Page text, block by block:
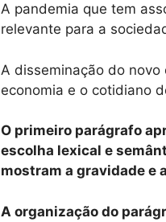
A pandemia que tem
relevante para a
A disseminação do
economia e o cotidiano
O primeiro parágrafo
escolha lexical e
mostram a gravidade e
A organização do